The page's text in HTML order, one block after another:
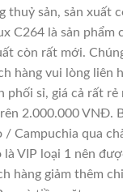
sản, sản xuất
C264 là sản
còn rất mới.
hàng vui lòng
phối sỉ, giá cả rất
2.000.000 VNĐ.
qua
VIP loại 1 nên
hàng giảm thêm